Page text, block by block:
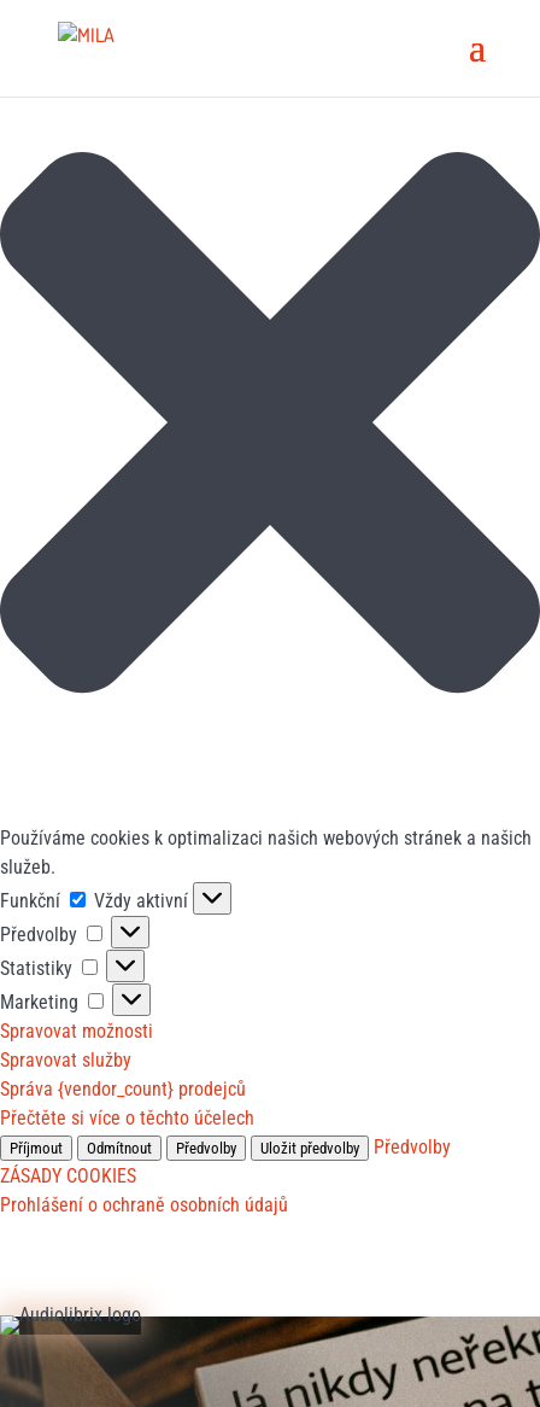
Používáme cookies k optimalizaci našich webových stránek a našich
služeb.
Funkční
Funkční
Vždy aktivní
Předvolby
Předvolby
Statistiky
Statistiky
Marketing
Marketing
Spravovat možnosti
Spravovat služby
Správa {vendor_count} prodejců
Přečtěte si více o těchto účelech
Příjmout Odmítnout Předvolby Uložit předvolby
Předvolby
ZÁSADY COOKIES
Prohlášení o ochraně osobních údajů